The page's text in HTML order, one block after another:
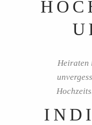
Heiraten